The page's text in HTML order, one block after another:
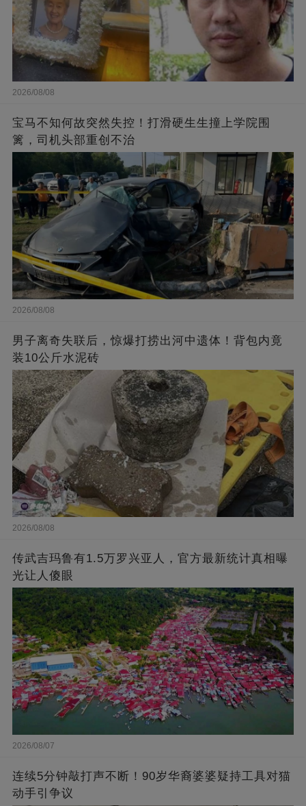
2026/08/08
宝马不知何故突然失控！打滑硬生生撞上学院围
篱，司机头部重创不治
2026/08/08
男子离奇失联后，惊爆打捞出河中遗体！背包内竟
装10公斤水泥砖
2026/08/08
传武吉玛鲁有1.5万罗兴亚人，官方最新统计真相曝
光让人傻眼
2026/08/07
连续5分钟敲打声不断！90岁华裔婆婆疑持工具对猫
动手引争议